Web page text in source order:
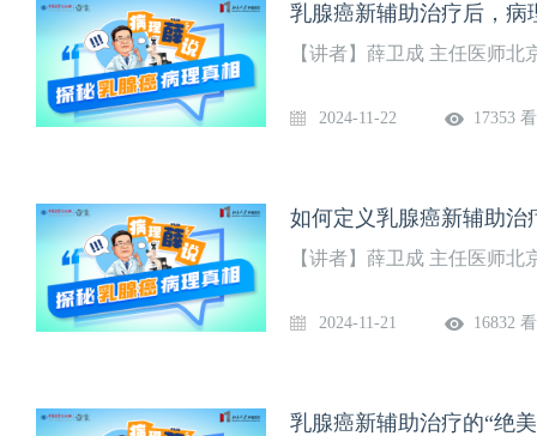
乳腺癌新辅助治疗后，病
【讲者】薛卫成 主任医师
2024-11-22 17353
如何定义乳腺癌新辅助治
【讲者】薛卫成 主任医师
2024-11-21 16832
乳腺癌新辅助治疗的“绝